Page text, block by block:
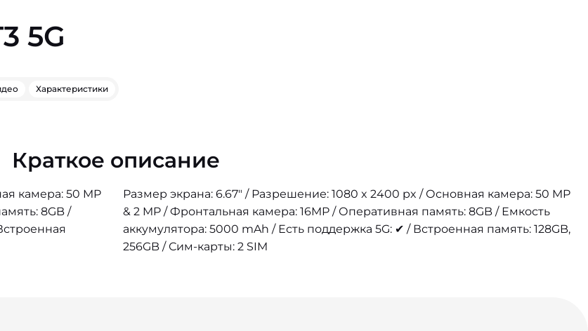
5G
Характеристики
Краткое описание
камера: 50 MP
8GB /
Размер экрана: 6.67" / Разрешение: 1080 x 2400 px / Основная камера: 50 MP
& 2 MP / Фронтальная камера: 16MP / Оперативная память: 8GB / Емкость
аккумулятора: 5000 mAh / Есть поддержка 5G: ✔ / Встроенная память: 128GB,
256GB / Сим-карты: 2 SIM